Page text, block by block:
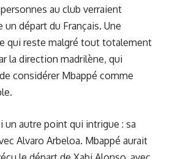
au club verraient
un départ du Français. Une
qui reste malgré tout totalement
la direction madrilène, qui
considérer Mbappé comme
un autre point qui intrigue : sa
Alvaro Arbeloa. Mbappé aurait